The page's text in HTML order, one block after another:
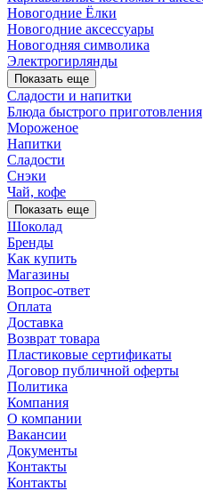
Новогодние Ёлки
Новогодние аксессуары
Новогодняя символика
Электрогирлянды
Показать еще
Сладости и напитки
Блюда быстрого приготовления
Мороженое
Напитки
Сладости
Снэки
Чай, кофе
Показать еще
Шоколад
Бренды
Как купить
Магазины
Вопрос-ответ
Оплата
Доставка
Возврат товара
Пластиковые сертификаты
Договор публичной оферты
Политика
Компания
О компании
Вакансии
Документы
Контакты
Контакты